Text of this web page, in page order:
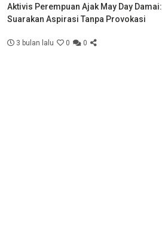
Aktivis Perempuan Ajak May Day Damai:
Suarakan Aspirasi Tanpa Provokasi
3 bulan lalu 0 0